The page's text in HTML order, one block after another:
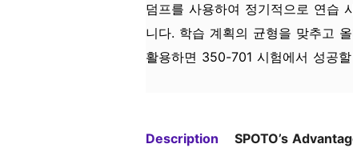
덤프를 사용하여 정기적으로 연습
니다. 학습 계획의 균형을 맞추고
활용하면 350-701 시험에서 성공
Description SPOTO’s